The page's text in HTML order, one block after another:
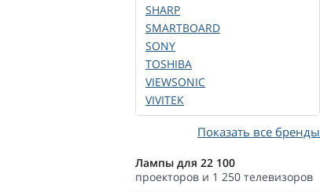
SHARP
SMARTBOARD
SONY
TOSHIBA
VIEWSONIC
VIVITEK
Показать все бренды
Лампы для 22 100
проекторов и 1 250 телевизоров